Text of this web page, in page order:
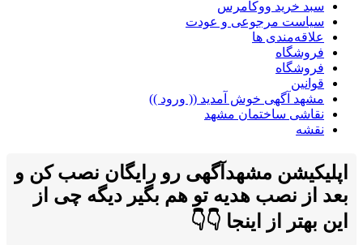
سبد خرید ووکامرس
سیاست مرجوعی و عودت
علاقه‌مندی ها
فروشگاه
فروشگاه
قوانین
مشهد آگهی خوش آمدید (( ورود ))
نقاشی ساختمان مشهد
نقشه
اپلیکیشن مشهدآگهی رو رایگان نصب کن و
بعد از نصب هدیه تو هم بگیر دیگه چی از
این بهتر از اینجا 👇👇